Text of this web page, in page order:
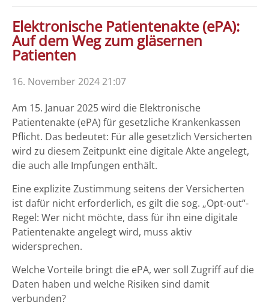
Elektronische Patientenakte (ePA):
Auf dem Weg zum gläsernen
Patienten
16. November 2024 21:07
Am 15. Januar 2025 wird die Elektronische
Patientenakte (ePA) für gesetzliche Krankenkassen
Pflicht. Das bedeutet: Für alle gesetzlich Versicherten
wird zu diesem Zeitpunkt eine digitale Akte angelegt,
die auch alle Impfungen enthält.
Eine explizite Zustimmung seitens der Versicherten
ist dafür nicht erforderlich, es gilt die sog. „Opt-out“-
Regel: Wer nicht möchte, dass für ihn eine digitale
Patientenakte angelegt wird, muss aktiv
widersprechen.
Welche Vorteile bringt die ePA, wer soll Zugriff auf die
Daten haben und welche Risiken sind damit
verbunden?